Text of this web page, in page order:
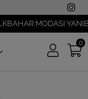
MODASI
0